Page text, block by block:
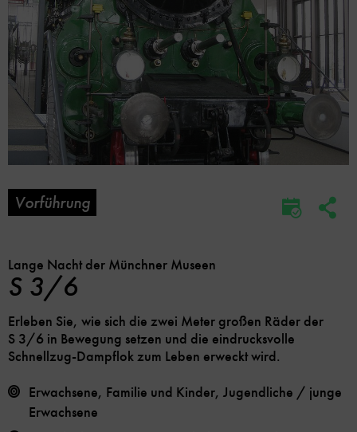
Vorführung
Lange Nacht der Münchner Museen
S 3/6
Erleben Sie, wie sich die zwei Meter großen Räder der
S 3/6 in Bewegung setzen und die eindrucksvolle
Schnellzug-Dampflok zum Leben erweckt wird.
Erwachsene, Familie und Kinder, Jugendliche / junge
Erwachsene